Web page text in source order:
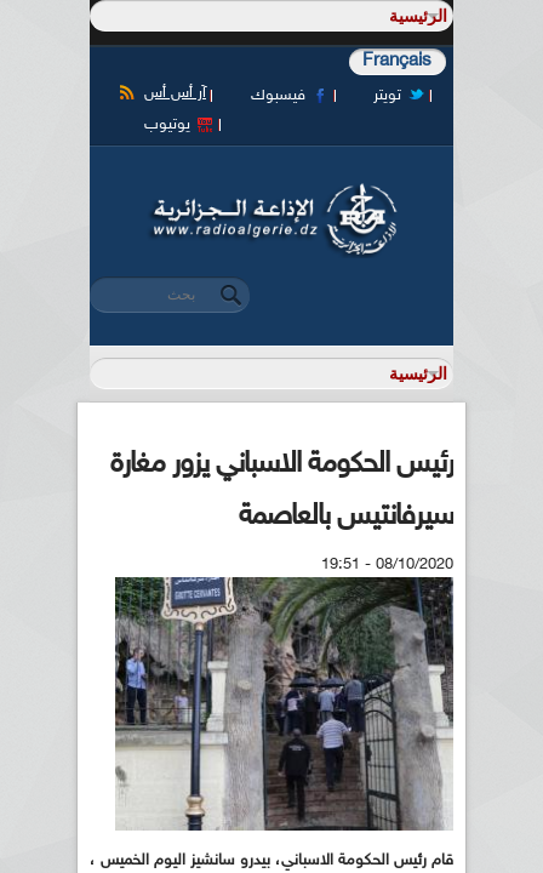
Français
آر أس أس فيسبوك
تويتر
يوتيوب
استمارة البحث
‏بحث ‏
رئيس الحكومة الاسباني يزور مغارة
سيرفانتيس بالعاصمة
08/10/2020 - 19:51
قام رئيس الحكومة الاسباني، بيدرو سانشيز اليوم الخميس ،